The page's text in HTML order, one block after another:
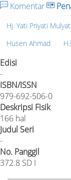
Komentar
Hj. Yati Priyati Mulyati
Husen Ahmad
Edisi
-
ISBN/ISSN
979-692-506-0
Deskripsi Fisik
166 hal
Judul Seri
-
No. Panggil
372.8 SD I